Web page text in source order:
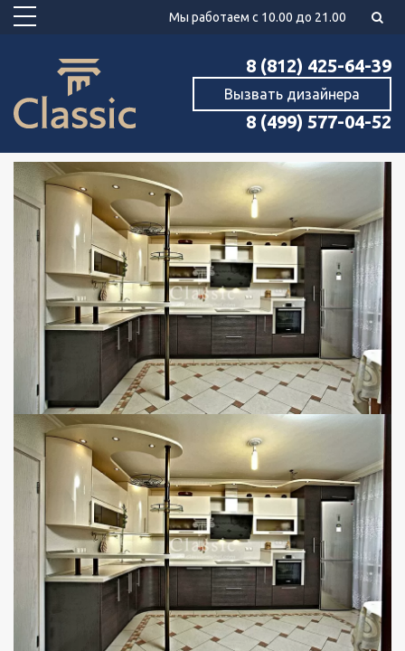
Мы работаем с 10.00 до 21.00
8 (812) 425-64-39
Вызвать дизайнера
8 (499) 577-04-52